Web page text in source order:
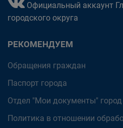
Официальный аккаунт
городского округа
РЕКОМЕНДУЕМ
Обращения граждан
Паспорт города
Отдел "Мои документы"
Политика в отношении